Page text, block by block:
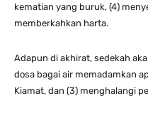
kematian yang buruk, (4)
memberkahkan harta.
Adapun di akhirat, sedekah
dosa bagai air memadamkan
Kiamat, dan (3) menghalangi